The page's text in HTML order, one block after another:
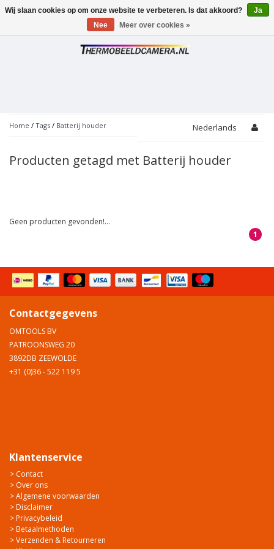
Toggle
Home / Tags / Batterij houder Nederlands
Producten getagd met Batterij houder
Geen producten gevonden!...
1
Contactgegevens
OMTOOLS BV
PATROONSWEG 20
3892DB ZEEWOLDE
+31 (0)36 - 522 119 5
Klantenservice
> Contact
> Over ons
> Algemene voorwaarden
> Disclaimer
> Privacybeleid
> Betaalmethoden
> Verzenden & Retourneren
Wij slaan cookies op om onze website te verbeteren. Is dat akkoord?
Ja
Nee
Meer over cookies »